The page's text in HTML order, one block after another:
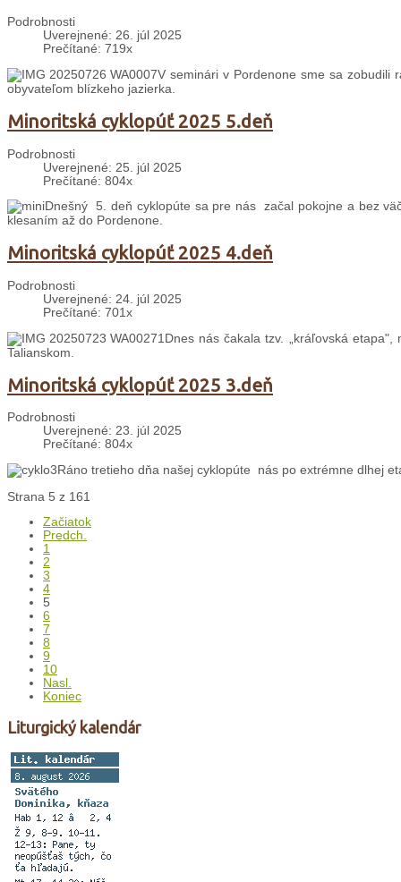
Podrobnosti
Uverejnené: 26. júl 2025
Prečítané: 719x
V seminári v Pordenone sme sa zobudili
obyvateľom blízkeho jazierka.
Minoritská cyklopúť 2025 5.deň
Podrobnosti
Uverejnené: 25. júl 2025
Prečítané: 804x
Dnešný 5. deň cyklopúte sa pre nás začal pokojne a bez
klesaním až do Pordenone.
Minoritská cyklopúť 2025 4.deň
Podrobnosti
Uverejnené: 24. júl 2025
Prečítané: 701x
Dnes nás čakala tzv. „kráľovská
Talianskom.
Minoritská cyklopúť 2025 3.deň
Podrobnosti
Uverejnené: 23. júl 2025
Prečítané: 804x
Ráno tretieho dňa našej cyklopúte nás po extrémne dlhej
Strana 5 z 161
Začiatok
Predch.
1
2
3
4
5
6
7
8
9
10
Nasl.
Koniec
Liturgický kalendár